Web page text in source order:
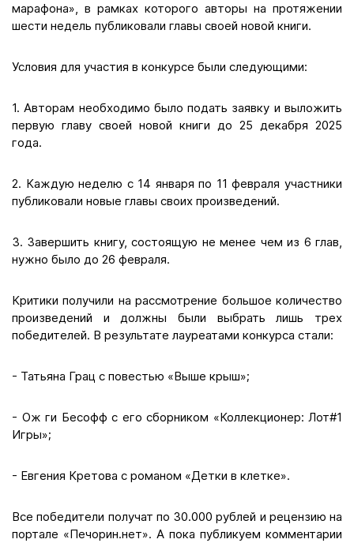
марафона», в рамках которого авторы на протяжении
шести недель публиковали главы своей новой книги.
Условия для участия в конкурсе были следующими:
1. Авторам необходимо было подать заявку и выложить
первую главу своей новой книги до 25 декабря 2025
года.
2. Каждую неделю с 14 января по 11 февраля участники
публиковали новые главы своих произведений.
3. Завершить книгу, состоящую не менее чем из 6 глав,
нужно было до 26 февраля.
Критики получили на рассмотрение большое количество
произведений и должны были выбрать лишь трех
победителей. В результате лауреатами конкурса стали:
- Татьяна Грац с повестью «Выше крыш»;
- Ож ги Бесофф с его сборником «Коллекционер: Лот#1
Игры»;
- Евгения Кретова с романом «Детки в клетке».
Все победители получат по 30.000 рублей и рецензию на
портале «Печорин.нет». А пока публикуем комментарии